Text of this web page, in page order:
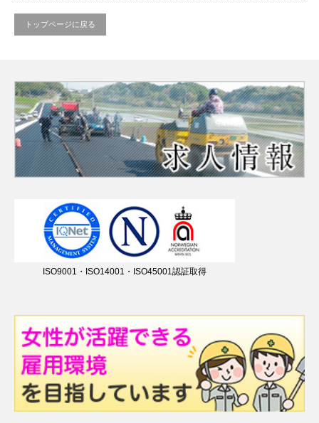
トップページに戻る
ISO9001・ISO14001・ISO45001認証取得